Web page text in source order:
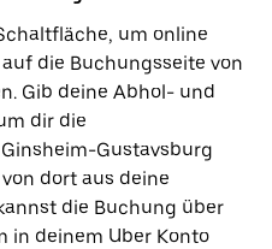
um online
die Buchungsseite von
Gib deine Abhol- und
dir die
Gustavsburg
dort aus deine
die Buchung über
in deinem Uber Konto